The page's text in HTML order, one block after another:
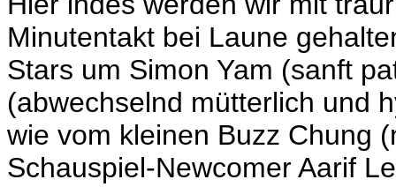
Minutentakt bei Laune
Stars um Simon Yam (sanft
(abwechselnd mütterlich und
wie vom kleinen Buzz Chung
Schauspiel-NewcomerAarif